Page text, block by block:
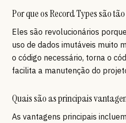
Por que os Record Types são
Eles são revolucionários
uso de dados imutáveis muito
o código necessário, torna o
facilita a manutenção do
Quais são as principais
As vantagens principais